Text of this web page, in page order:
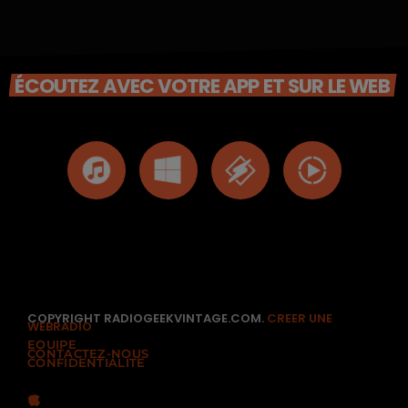
ÉCOUTEZ AVEC VOTRE APP ET SUR LE WEB
COPYRIGHT RADIOGEEKVINTAGE.COM. CREER UNE
WEBRADIO
EQUIPE
CONTACTEZ-NOUS
CONFIDENTIALITÉ